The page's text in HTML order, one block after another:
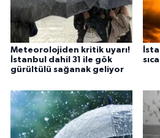
Meteorolojiden kritik uyarı!
İstanbul dahil 31 ile gök
gürültülü sağanak geliyor